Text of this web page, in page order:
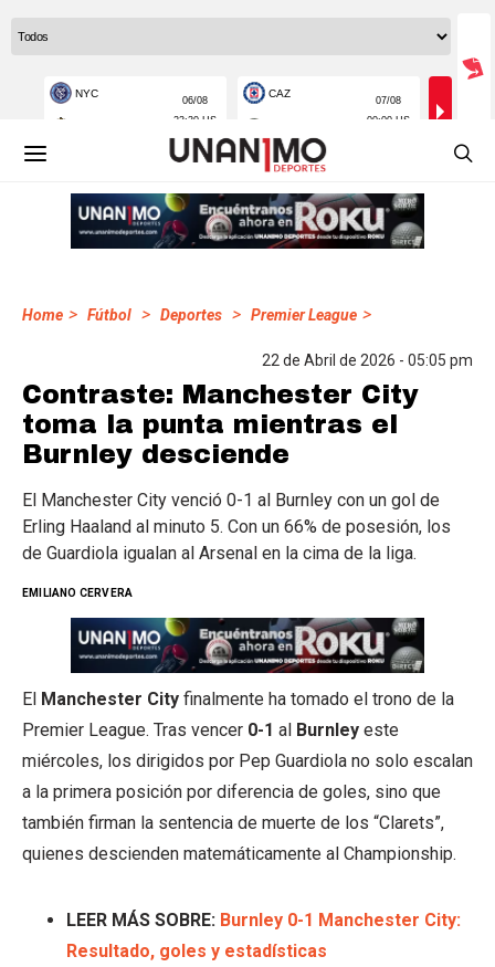
Home > Fútbol > Deportes > Premier League >
22 de Abril de 2026 - 05:05 pm
Contraste: Manchester City
toma la punta mientras el
Burnley desciende
El Manchester City venció 0-1 al Burnley con un gol de
Erling Haaland al minuto 5. Con un 66% de posesión, los
de Guardiola igualan al Arsenal en la cima de la liga.
EMILIANO CERVERA
El Manchester City finalmente ha tomado el trono de la
Premier League. Tras vencer 0-1 al Burnley este
miércoles, los dirigidos por Pep Guardiola no solo escalan
a la primera posición por diferencia de goles, sino que
también firman la sentencia de muerte de los “Clarets”,
quienes descienden matemáticamente al Championship.
LEER MÁS SOBRE: Burnley 0-1 Manchester City:
Resultado, goles y estadísticas